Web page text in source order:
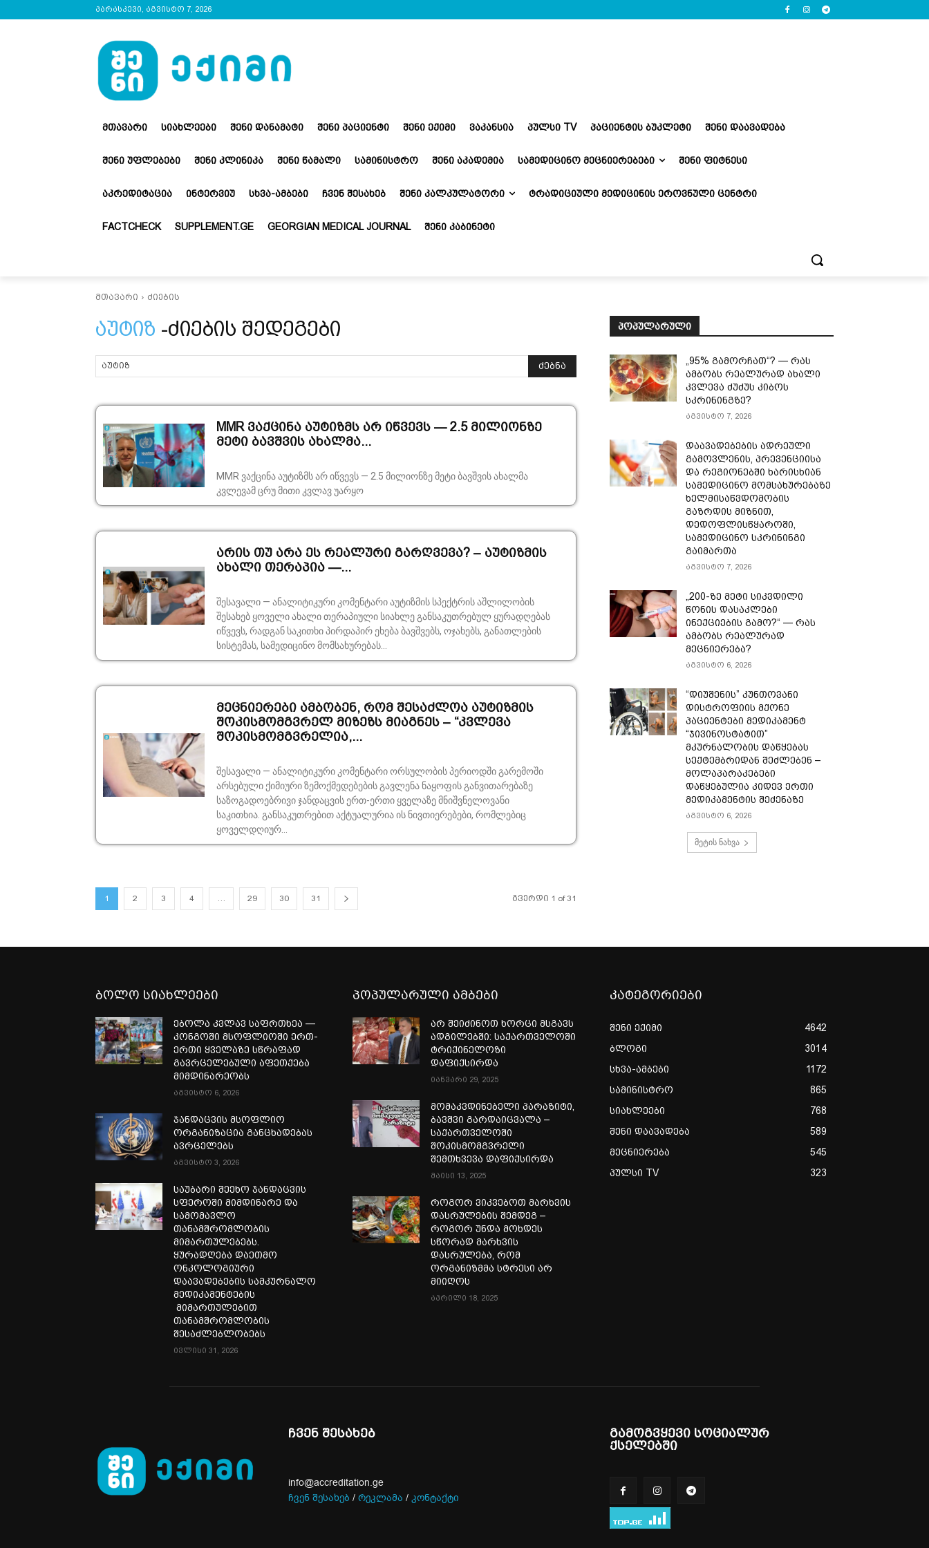
პარასკევი, აგვისტო 7, 2026
ᲛᲗᲐᲕᲐᲠᲘ ᲡᲘᲐᲮᲚᲔᲔᲑᲘ ᲨᲔᲜᲘ ᲓᲐᲜᲐᲛᲐᲢᲘ ᲨᲔᲜᲘ ᲞᲐᲪᲘᲔᲜᲢᲘ ᲨᲔᲜᲘ ᲔᲥᲘᲛᲘ ᲕᲐᲙᲐᲜᲡᲘᲐ ᲞᲣᲚᲡᲘ TV ᲞᲐᲪᲘᲔᲜᲢᲘᲡ ᲑᲣᲙᲚᲔᲢᲘ ᲨᲔᲜᲘ ᲓᲐᲐᲕᲐᲓᲔᲑᲐ
ᲨᲔᲜᲘ ᲣᲤᲚᲔᲑᲔᲑᲘ ᲨᲔᲜᲘ ᲙᲚᲘᲜᲘᲙᲐ ᲨᲔᲜᲘ ᲬᲐᲛᲐᲚᲘ ᲡᲐᲛᲘᲜᲘᲡᲢᲠᲝ ᲨᲔᲜᲘ ᲐᲙᲐᲓᲔᲛᲘᲐ ᲡᲐᲛᲔᲓᲘᲪᲘᲜᲝ ᲛᲔᲪᲜᲘᲔᲠᲔᲑᲔᲑᲘ ᲨᲔᲜᲘ ᲤᲘᲢᲜᲔᲡᲘ
ᲐᲙᲠᲔᲓᲘᲢᲐᲪᲘᲐ ᲘᲜᲢᲔᲠᲕᲘᲣ ᲡᲮᲕᲐ-ᲐᲛᲑᲔᲑᲘ ᲩᲕᲔᲜ ᲨᲔᲡᲐᲮᲔᲑ ᲨᲔᲜᲘ ᲙᲐᲚᲙᲣᲚᲐᲢᲝᲠᲘ ᲢᲠᲐᲓᲘᲪᲘᲣᲚᲘ ᲛᲔᲓᲘᲪᲘᲜᲘᲡ ᲔᲠᲝᲕᲜᲣᲚᲘ ᲪᲔᲜᲢᲠᲘ
FACTCHECK SUPPLEMENT.GE GEORGIAN MEDICAL JOURNAL ᲨᲔᲜᲘ ᲙᲐᲑᲘᲜᲔᲢᲘ
მთავარი ძიების
აუტიზ -ძიების შედეგები
ძებნა
MMR ვაქცინა აუტიზმს არ იწვევს — 2.5 მილიონზე
მეტი ბავშვის ახალმა...
MMR ვაქცინა აუტიზმს არ იწვევს — 2.5 მილიონზე მეტი ბავშვის ახალმა
კვლევამ ცრუ მითი კვლავ უარყო
არის თუ არა ეს რეალური გარღვევა? – აუტიზმის
ახალი თერაპია —...
შესავალი — ანალიტიკური კომენტარი აუტიზმის სპექტრის აშლილობის
შესახებ ყოველი ახალი თერაპიული სიახლე განსაკუთრებულ ყურადღებას
იწვევს, რადგან საკითხი პირდაპირ ეხება ბავშვებს, ოჯახებს, განათლების
სისტემას, სამედიცინო მომსახურებას...
მეცნიერები ამბობენ, რომ შესაძლოა აუტიზმის
შოკისმომგვრელ მიზეზს მიაგნეს – “კვლევა
შოკისმომგვრელია,...
შესავალი — ანალიტიკური კომენტარი ორსულობის პერიოდში გარემოში
არსებული ქიმიური ზემოქმედებების გავლენა ნაყოფის განვითარებაზე
საზოგადოებრივი ჯანდაცვის ერთ-ერთი ყველაზე მნიშვნელოვანი
საკითხია. განსაკუთრებით აქტუალურია ის ნივთიერებები, რომლებიც
ყოველდღიურ...
1 2 3 4 29 30 31 გვერდი 1 of 31
ᲞᲝᲞᲣᲚᲐᲠᲣᲚᲘ
„95% გამორჩათ“? — რას
ამბობს რეალურად ახალი
კვლევა ძუძუს კიბოს
სკრინინგზე?
აგვისტო 7, 2026
დაავადებების ადრეული
გამოვლენის, პრევენციისა
და რეგიონებში ხარისხიან
სამედიცინო მომსახურებაზე
ხელმისაწვდომობის
გაზრდის მიზნით,
დედოფლისწყაროში,
სამედიცინო სკრინინგი
გაიმართა
აგვისტო 7, 2026
„200-ზე მეტი სიკვდილი
წონის დასაკლები
ინექციების გამო?“ — რას
ამბობს რეალურად
მეცნიერება?
აგვისტო 6, 2026
“დიუშენის” კუნთოვანი
დისტროფიის მქონე
პაციენტები მედიკამენტ
“ჯივინოსტატით”
მკურნალობის დაწყებას
სექტემბრიდან შეძლებენ –
მოლაპარაკებები
დაწყებულია კიდევ ერთი
მედიკამენტის შეძენაზე
აგვისტო 6, 2026
მეტის ნახვა
ბოლო სიახლეები
ებოლა კვლავ საფრთხეა —
კონგოში მსოფლიოში ერთ-
ერთი ყველაზე სწრაფად
გავრცელებული აფეთქება
მიმდინარეობს
აგვისტო 6, 2026
ჯანდაცვის მსოფლიო
ორგანიზაცია განცხადებას
ავრცელებს
აგვისტო 3, 2026
საუბარი შეეხო ჯანდაცვის
სფეროში მიმდინარე და
სამომავლო
თანამშრომლობის
მიმართულებებს.
ყურადღება დაეთმო
ონკოლოგიური
დაავადებების სამკურნალო
მედიკამენტების
მიმართულებით
თანამშრომლობის
შესაძლებლობებს
ივლისი 31, 2026
პოპულარული ამბები
არ შეიძინოთ ხორცი მსგავს
ადგილებში: საქართველოში
ტრიქინელოზი
დაფიქსირდა
იანვარი 29, 2025
მომაკვდინებელი პარაზიტი,
ბავშვი გარდაიცვალა –
საქართველოში
შოკისმომგვრელი
შემთხვევა დაფიქსირდა
მაისი 13, 2025
როგორ ვიკვებოთ მარხვის
დასრულების შემდეგ –
როგორ უნდა მოხდეს
სწორად მარხვის
დასრულება, რომ
ორგანიზმმა სტრესი არ
მიიღოს
აპრილი 18, 2025
კატეგორიები
შენი ექიმი
4642
ბლოგი
3014
სხვა-ამბები
1172
სამინისტრო
865
სიახლეები
768
შენი დაავადება
589
მეცნიერება
545
პულსი TV
323
ჩვენ შესახებ
info@accreditation.ge
ჩვენ შესახებ / რეკლამა / კონტაქტი
გამოგვყევი სოციალურ
ქსელებში